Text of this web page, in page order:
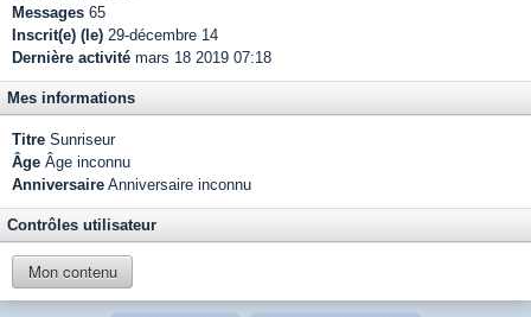
Messages 65
Inscrit(e) (le) 29-décembre 14
Dernière activité mars 18 2019 07:18
Mes informations
Titre Sunriseur
Âge Âge inconnu
Anniversaire Anniversaire inconnu
Contrôles utilisateur
Mon contenu